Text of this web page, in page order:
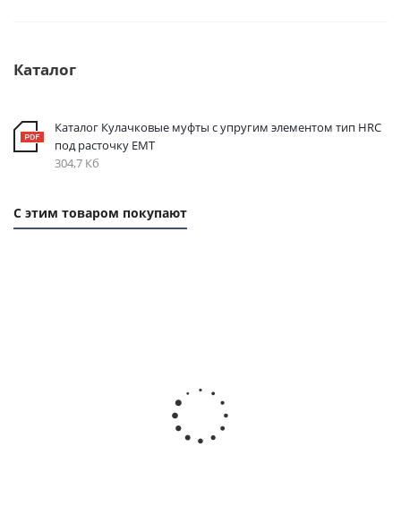
Каталог
Каталог Кулачковые муфты с упругим элементом тип HRC
под расточку EMT
304,7 Кб
С этим товаром покупают
Упругий элемент для муфты HRC 90, EMT